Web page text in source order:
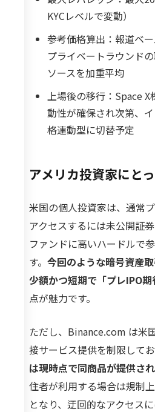
KYCレベルで変動）
参考価格算出：報道ベー
プライベートラウンド
ソースを加重平均
上場後の移行：Space
動性が確保され次第、
格連動型に切替予定
アメリカ投資家にと
米国の個人投資家は、通常
アクセスするには未公開証
ファンドに高いハードルで
す。 今回のような暗号資産取
少額かつ短期で「プレIPO
点が魅力です。
ただし、Binance.com は米
接サービス提供を制限してお
は現時点で同商品が提供さ
住者が利用する場合は規制
となり、迂回的なアクセス